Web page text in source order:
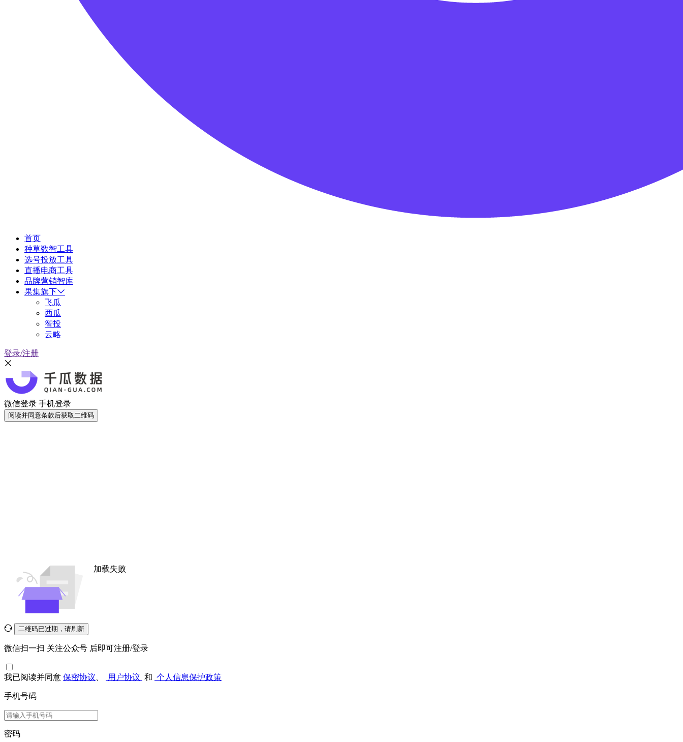
首页
种草数智工具
选号投放工具
直播电商工具
品牌营销智库
果集旗下
飞瓜
西瓜
智投
云略
登录/注册
微信登录 手机登录
阅读并同意条款后获取二维码
加载失败
二维码已过期，请刷新
微信扫一扫 关注公众号 后即可注册/登录
我已阅读并同意 保密协议 用户协议 和 个人信息保护政策
手机号码
密码